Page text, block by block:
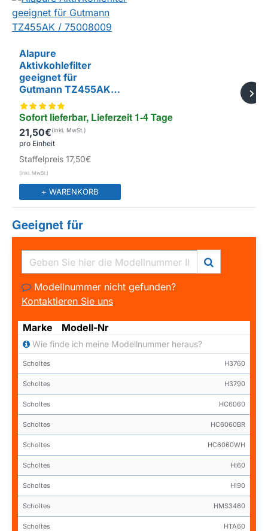
EIGENMARKE
Sofort lieferbar, Lieferzeit 1-4 Tage
Alapure
Aktivkohlefilter
geeignet für
Gutmann TZ455AK /
75008009
21,50€
pro Einheit
Staffelpreis 17,50€
+ WARENKORB
Geeignet für
Modellnummer nicht gefunden?
Kontaktieren Sie uns
Marke Modell-Nr
Wie finde ich meine Modellnummer heraus?
Scholtes H3760
Scholtes H3790
Scholtes HC6060
Scholtes HC6060BR
Scholtes HC6060WH
Scholtes HI60
Scholtes HI90
Scholtes HMS3460
Scholtes HTA60